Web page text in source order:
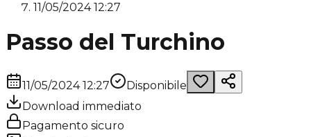
11/05/2024 12:27
Passo del Turchino
11/05/2024 12:27
Disponibile
Download immediato
Pagamento sicuro